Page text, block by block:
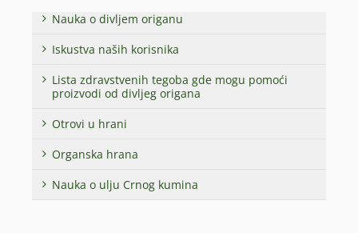
Nauka o divljem origanu
Iskustva naših korisnika
Lista zdravstvenih tegoba gde mogu pomoći
proizvodi od divljeg origana
Otrovi u hrani
Organska hrana
Nauka o ulju Crnog kumina